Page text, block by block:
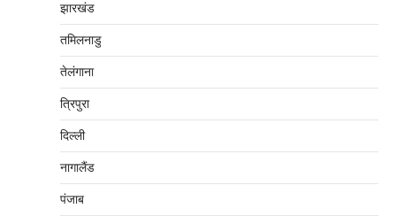
झारखंड
तमिलनाडु
तेलंगाना
त्रिपुरा
दिल्‍ली
नागालैंड
पंजाब